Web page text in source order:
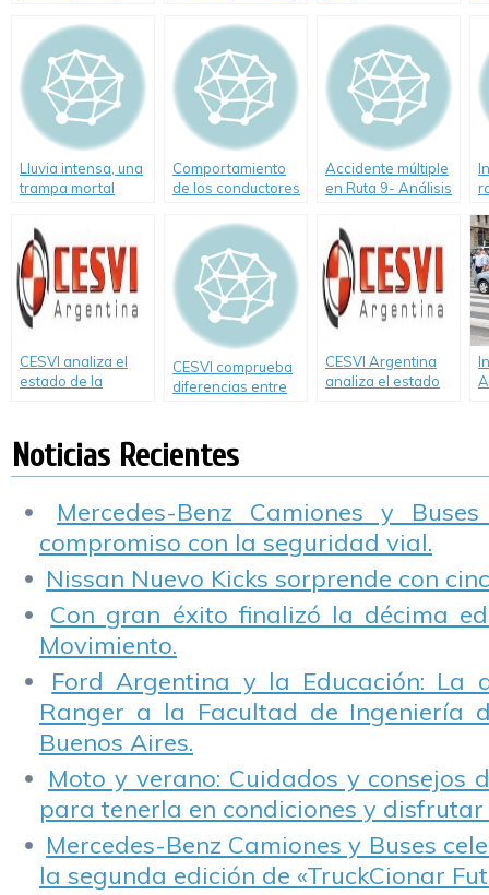
seguros
Lluvia intensa, una
trampa mortal
Comportamiento
de los conductores
verano 2009
Accidente múltiple
en Ruta 9- Análisis
CESVI analiza el
estado de la
CESVI comprueba
diferencias entre
Fabián Pons
(Video)
CESVI Argentina
analiza el estado
Noticias Recientes
Mercedes-Benz Camiones y
compromiso con la seguridad vial.
Nissan Nuevo Kicks sorprende con
Con gran éxito finalizó la décima
Movimiento.
Ford Argentina y la Educación: La
Ranger a la Facultad de Ingeniería
Buenos Aires.
Moto y verano: Cuidados y consejos
para tenerla en condiciones y disfrutar
Mercedes-Benz Camiones y Buses
la segunda edición de «TruckCionar